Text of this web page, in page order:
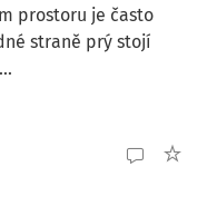
prostoru je často
straně prý stojí